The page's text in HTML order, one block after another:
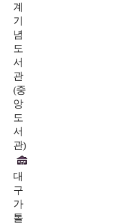
계
기
념
도
서
관
(중
앙
도
서
관)
대
구
가
톨